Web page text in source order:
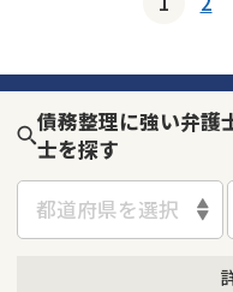
債務整理に強い弁護
士を探す
都道府県を選択